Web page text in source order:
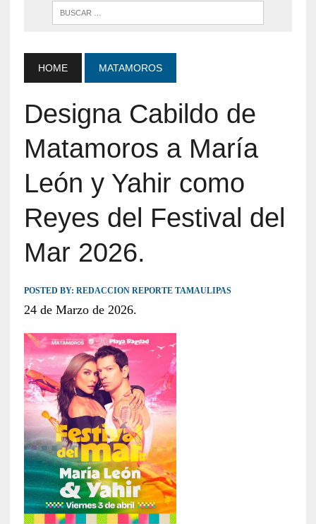
HOME MATAMOROS
Designa Cabildo de
Matamoros a María
León y Yahir como
Reyes del Festival del
Mar 2026.
POSTED BY: REDACCION REPORTE TAMAULIPAS
24 de Marzo de 2026.